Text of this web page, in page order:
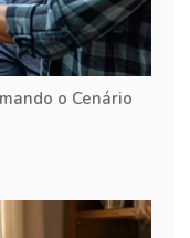
o Cenário